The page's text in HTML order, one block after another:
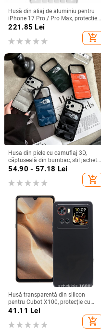
Husă din aliaj de aluminiu pentru
iPhone 17 Pro / Pro Max, protecție
anti-cădere, închidere magnetică,
turnare prin injecție, posibilitate de
personalizare
221.85 Lei
add_shopping_cart
Husa din piele cu camuflaj 3D,
căptușeală din bumbac, stil jachetă
de iarnă, compatibilă cu iPhone
54.90 - 57.18 Lei
add_shopping_cart
Husă transparentă din silicon
pentru Cubot X100, protecție cu
acoperire totală
41.11 Lei
add_shopping_cart